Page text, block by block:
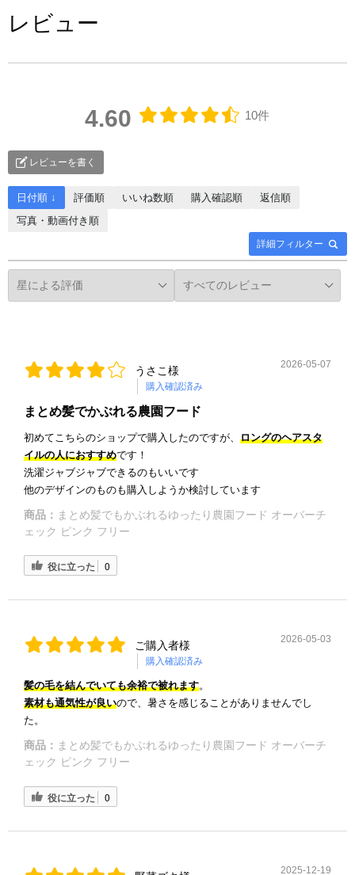
レビュー
4.60 10件
レビューを書く
詳細フィルター
日付順 ↓ 評価順 いいね数順 購入確認順
返信順
写真・動画付き順
うさこ様
購入確認済み
2026-05-07
まとめ髪でかぶれる農園フード
初めてこちらのショップで購入したのですが、 ロングのヘアスタ
イルの人におすすめです！
洗濯ジャブジャブできるのもいいです
他のデザインのものも購入しようか検討しています
商品： まとめ髪でもかぶれるゆったり農園フード オーバーチ
ェック ピンク フリー
役に立った 0
ご購入者様
購入確認済み
2026-05-03
髪の毛を結んでいても余裕で被れます。
素材も通気性が良いので、暑さを感じることがありませんでし
た。
商品： まとめ髪でもかぶれるゆったり農園フード オーバーチ
ェック ピンク フリー
役に立った 0
2025-12-19